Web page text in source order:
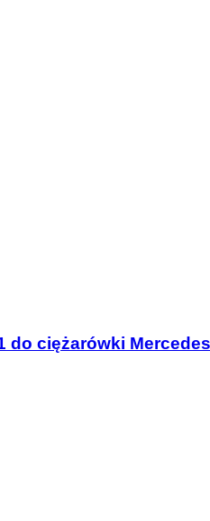
do ciężarówki